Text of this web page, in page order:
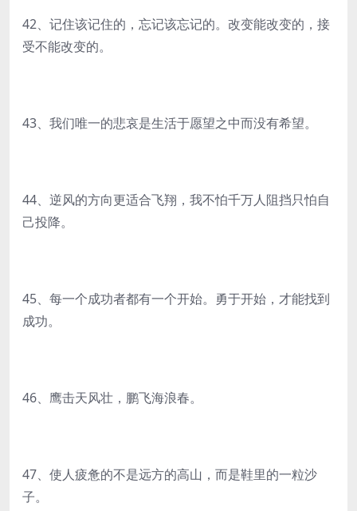
42、记住该记住的，忘记该忘记的。改变能改变的，接
受不能改变的。
43、我们唯一的悲哀是生活于愿望之中而没有希望。
44、逆风的方向更适合飞翔，我不怕千万人阻挡只怕自
己投降。
45、每一个成功者都有一个开始。勇于开始，才能找到
成功。
46、鹰击天风壮，鹏飞海浪春。
47、使人疲惫的不是远方的高山，而是鞋里的一粒沙
子。